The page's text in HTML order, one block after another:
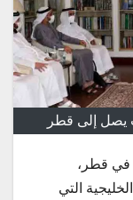
يصل إلى قطر
في قطر،
التي